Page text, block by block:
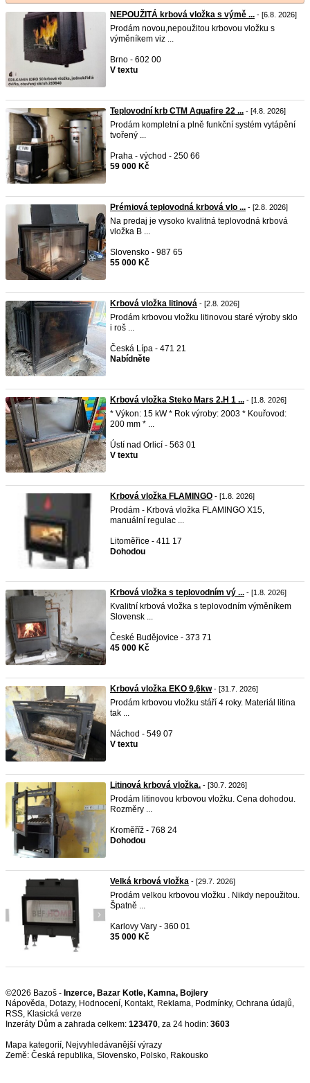
NEPOUŽITÁ krbová vložka s výmě ... - [6.8. 2026]
Prodám novou,nepoužitou krbovou vložku s
výměníkem viz ...
Brno - 602 00
V textu
Teplovodní krb CTM Aquafire 22 ... - [4.8. 2026]
Prodám kompletní a plně funkční systém vytápění
tvořený ...
Praha - východ - 250 66
59 000 Kč
Prémiová teplovodná krbová vlo ... - [2.8. 2026]
Na predaj je vysoko kvalitná teplovodná krbová
vložka B ...
Slovensko - 987 65
55 000 Kč
Krbová vložka litinová - [2.8. 2026]
Prodám krbovou vložku litinovou staré výroby sklo
i roš ...
Česká Lípa - 471 21
Nabídněte
Krbová vložka Steko Mars 2.H 1 ... - [1.8. 2026]
* Výkon: 15 kW * Rok výroby: 2003 * Kouřovod:
200 mm * ...
Ústí nad Orlicí - 563 01
V textu
Krbová vložka FLAMINGO - [1.8. 2026]
Prodám - Krbová vložka FLAMINGO X15,
manuální regulac ...
Litoměřice - 411 17
Dohodou
Krbová vložka s teplovodním vý ... - [1.8. 2026]
Kvalitní krbová vložka s teplovodním výměníkem
Slovensk ...
České Budějovice - 373 71
45 000 Kč
Krbová vložka EKO 9,6kw- [31.7. 2026]
Prodám krbovou vložku stáří 4 roky. Materiál litina
tak ...
Náchod - 549 07
V textu
Litinová krbová vložka. - [30.7. 2026]
Prodám litinovou krbovou vložku. Cena dohodou.
Rozměry ...
Kroměříž - 768 24
Dohodou
Velká krbová vložka - [29.7. 2026]
Prodám velkou krbovou vložku . Nikdy nepoužitou.
Špatně ...
Karlovy Vary - 360 01
35 000 Kč
©2026 Bazoš - Inzerce, Bazar Kotle, Kamna, Bojlery
Nápověda, Dotazy, Hodnocení, Kontakt, Reklama, Podmínky, Ochrana údajů,
RSS,
Inzeráty Dům a zahrada celkem: 123470, za 24 hodin: 3603
Mapa kategorií, Nejvyhledávanější výrazy
Země: Česká republika, Slovensko, Polsko, Rakousko